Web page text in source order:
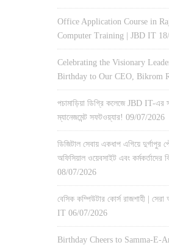
Office Application Course in
Computer Training | JBD IT
Celebrating the Visionary
Birthday to Our CEO, Bikrom
পচামাড়িয়া ডিগ্রি কলেজে JBD IT-
ম্যানেজমেন্ট সফটওয়্যার! 09/07/2026
ডিজিটাল সেবায় একধাপ এগিয়ে দুর্গাপুর
অফিসিয়াল ওয়েবসাইট এবং কর্মকর্তাদের
08/07/2026
বেসিক কম্পিউটার কোর্স রাজশাহী |
IT 06/07/2026
Birthday Cheers to Samma-E-